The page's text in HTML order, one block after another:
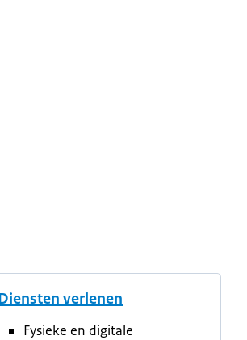
verlenen
Fysieke en digitale